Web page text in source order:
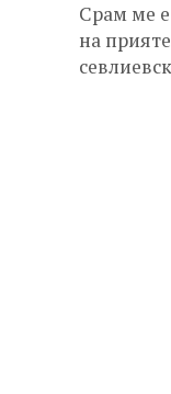
Срам ме е
на